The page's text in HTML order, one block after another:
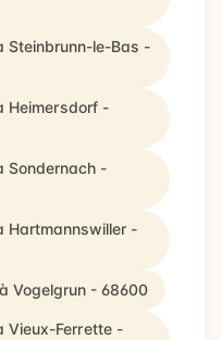
Steinbrunn-le-Bas -
Heimersdorf -
Sondernach -
Hartmannswiller -
Vogelgrun - 68600
Vieux-Ferrette -